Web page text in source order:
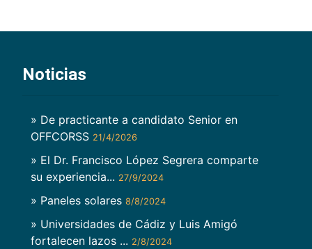
Noticias
» De practicante a candidato Senior en
OFFCORSS 21/4/2026
» El Dr. Francisco López Segrera comparte
su experiencia... 27/9/2024
» Paneles solares 8/8/2024
» Universidades de Cádiz y Luis Amigó
fortalecen lazos ... 2/8/2024